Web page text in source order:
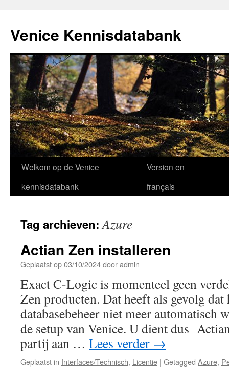
Venice Kennisdatabank
Ga
naar
inhoud
Welkom op de Venice
kennisdatabank
Version en
français
Tag archieven:Azure
Actian Zen installeren
Geplaatst op03/10/2024dooradmin
Exact C-Logic is momenteel geen
Zen producten. Dat heeft als gevolg
databasebeheer niet meer automatisch
de setup van Venice. U dient dus
partij aan … Lees verder →
Geplaatst in Interfaces/Technisch, Licentie | Getagged Azure,